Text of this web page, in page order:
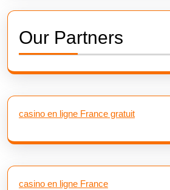
Our Partners
casino en ligne France gratuit
casino en ligne France